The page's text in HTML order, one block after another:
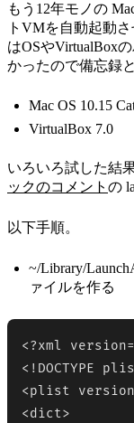
もう12年モノの
トVMを自動起動
はOSやVirtualBox
かったので備忘録
Mac OS 10.15
VirtualBox 7.0
いろいろ試した結
ックのコメント の
以下手順。
~/Library/
ァイルを作る
<?xml
<!DOCTYPE
<plist
<dict>